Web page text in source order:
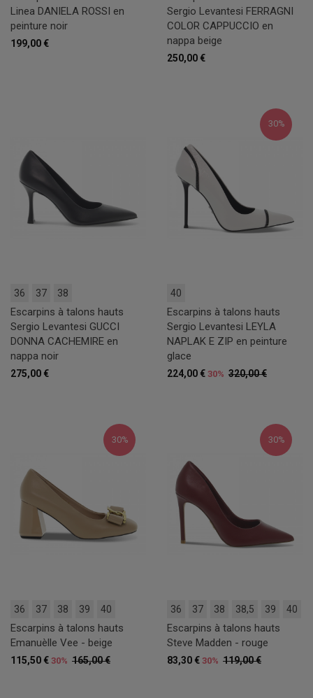
Linea DANIELA ROSSI en
peinture noir
199,00 €
Sergio Levantesi FERRAGNI
COLOR CAPPUCCIO en
nappa beige
250,00 €
36 37 38
Escarpins à talons hauts
Sergio Levantesi GUCCI
DONNA CACHEMIRE en
nappa noir
275,00 €
30%
40
Escarpins à talons hauts
Sergio Levantesi LEYLA
NAPLAK E ZIP en peinture
glace
320,00 €
224,00 € 30%
30%
36 37 38 39 40
Escarpins à talons hauts
Emanuèlle Vee - beige
165,00 €
115,50 € 30%
30%
36 37 38 38,5 39 40
Escarpins à talons hauts
Steve Madden - rouge
119,00 €
83,30 € 30%